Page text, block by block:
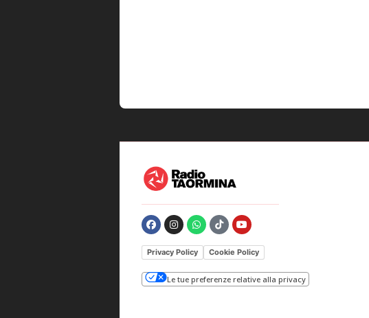
Privacy Policy Cookie Policy
Le tue preferenze relative alla privacy